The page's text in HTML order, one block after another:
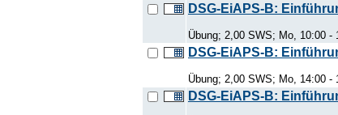
DSG-EiAPS-B:
Übung; 2,00 SWS; Mo, 10:00 -
DSG-EiAPS-B:
Übung; 2,00 SWS; Mo, 14:00 -
DSG-EiAPS-B: